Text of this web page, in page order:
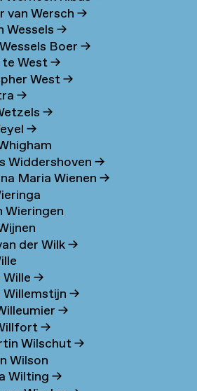
van Wersch→
Wessels→
Boer→
te West→
West→
→
→
→
Widdershoven→
Maria Wienen→
Wieringen
der Wilk→
Wille→
Willemstijn→
→
→
Wilschut→
Wilson
Wilting→